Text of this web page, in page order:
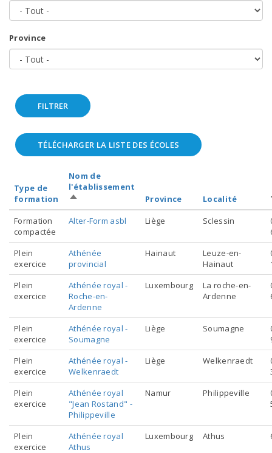
Allocation d’études
Travailleur·euse
Tremplin aide-
maisons de repos et
Le crédit-temps et
Demandeur·euse·s
Réfugié·e·s
Province
TÉLÉCHARGER LA LISTE DES ÉCOLES
Type de
formation
Nom de
l'établissement
Trier
par
ordre
Province Localité
Formation
compactée
Alter-Form asbl Liège Sclessin
Plein
exercice
Athénée
provincial
Hainaut
Leuze-en-
Hainaut
Plein
exercice
Athénée royal -
Roche-en-
Ardenne
Luxembourg
La roche-en-
Ardenne
Plein
exercice
Athénée royal -
Soumagne
Liège Soumagne
Plein
exercice
Athénée royal -
Welkenraedt
Liège Welkenraedt
Plein
exercice
Athénée royal
"Jean Rostand" -
Philippeville
Namur Philippeville
Plein
exercice
Athénée royal
Athus
Luxembourg Athus